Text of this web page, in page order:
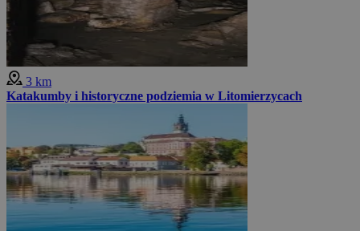
3 km
Katakumby i historyczne podziemia w Litomierzycach